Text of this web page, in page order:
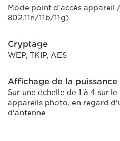
Mode point d'accès appareil
802.11n/11b/11g)
Cryptage
WEP, TKIP, AES
Affichage de la puissance
Sur une échelle de 1 à 4 sur
appareils photo, en regard
d'antenne